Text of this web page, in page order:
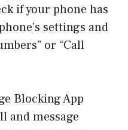
if your phone has
settings and
or “Call
Blocking App
and message